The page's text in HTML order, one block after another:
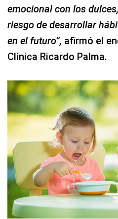
emocional con los
riesgo de desarrollar
en el futuro”, afirmó el
Clínica Ricardo Palma.